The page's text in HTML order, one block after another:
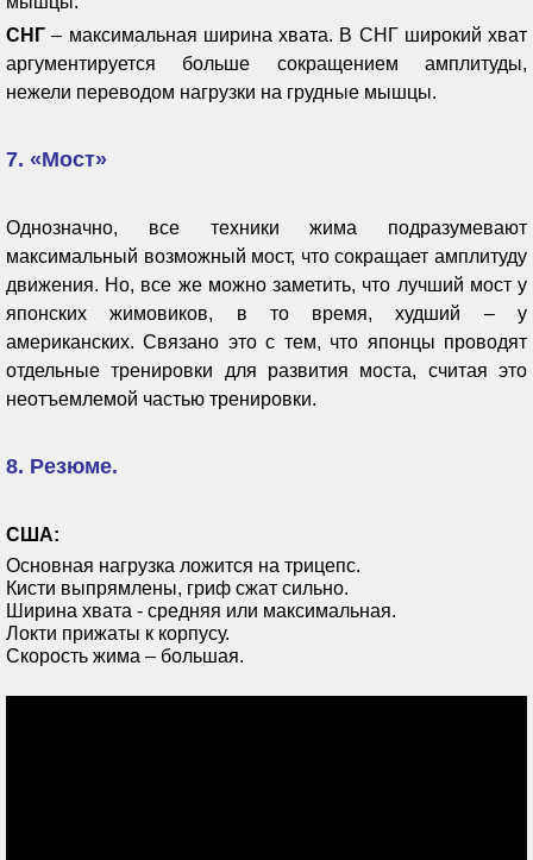
СНГ – максимальная ширина хвата. В СНГ широкий хват
аргументируется больше сокращением амплитуды,
нежели переводом нагрузки на грудные мышцы.
7. «Мост»
Однозначно, все техники жима подразумевают
максимальный возможный мост, что сокращает амплитуду
движения. Но, все же можно заметить, что лучший мост у
японских жимовиков, в то время, худший – у
американских. Связано это с тем, что японцы проводят
отдельные тренировки для развития моста, считая это
неотъемлемой частью тренировки.
8. Резюме.
США:
Основная нагрузка ложится на трицепс.
Кисти выпрямлены, гриф сжат сильно.
Ширина хвата - средняя или максимальная.
Локти прижаты к корпусу.
Скорость жима – большая.